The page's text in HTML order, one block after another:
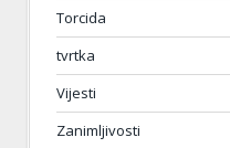
Torcida
tvrtka
Vijesti
Zanimljivosti